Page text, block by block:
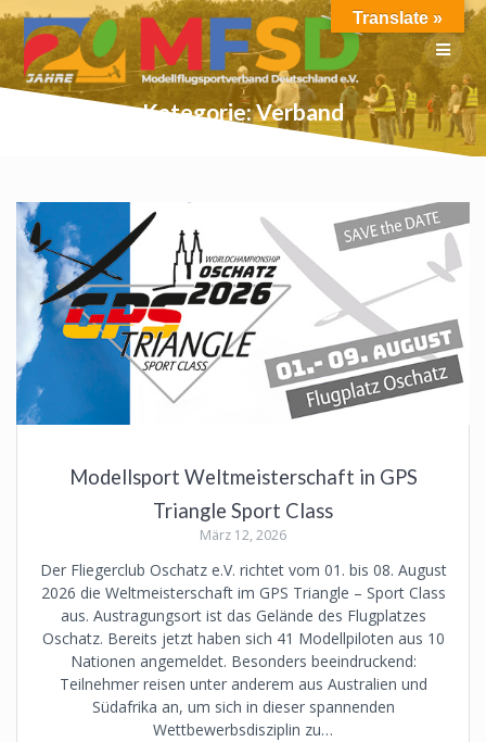
Skip
to
content
Kategorie:Verband
Modellsport Weltmeisterschaft in GPS
Triangle Sport Class
März 12, 2026
Der Fliegerclub Oschatz e.V. richtet vom 01. bis 08. August
2026 die Weltmeisterschaft im GPS Triangle – Sport Class
aus. Austragungsort ist das Gelände des Flugplatzes
Oschatz. Bereits jetzt haben sich 41 Modellpiloten aus 10
Nationen angemeldet. Besonders beeindruckend:
Teilnehmer reisen unter anderem aus Australien und
Südafrika an, um sich in dieser spannenden
Wettbewerbsdisziplin zu…
Translate »